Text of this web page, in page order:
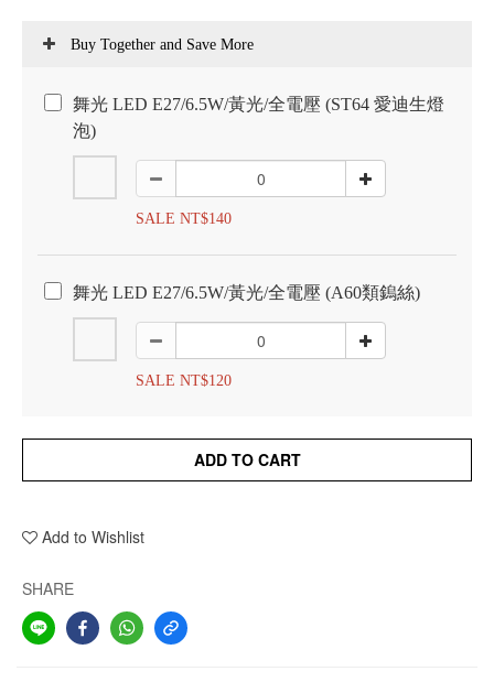
Buy Together and Save More
舞光 LED E27/6.5W/黃光/全電壓 (ST64 愛迪生燈
泡)
SALE NT$140
舞光 LED E27/6.5W/黃光/全電壓 (A60類鎢絲)
SALE NT$120
ADD TO CART
Add to Wishlist
SHARE